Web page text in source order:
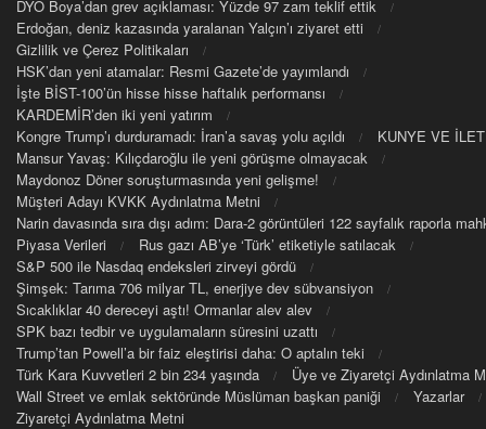
DYO Boya’dan grev açıklaması: Yüzde 97 zam teklif ettik
Erdoğan, deniz kazasında yaralanan Yalçın’ı ziyaret etti
Gizlilik ve Çerez Politikaları
HSK’dan yeni atamalar: Resmi Gazete’de yayımlandı
İşte BİST-100’ün hisse hisse haftalık performansı
KARDEMİR’den iki yeni yatırım
Kongre Trump’ı durduramadı: İran’a savaş yolu açıldı
KUNYE VE
Mansur Yavaş: Kılıçdaroğlu ile yeni görüşme olmayacak
Maydonoz Döner soruşturmasında yeni gelişme!
Müşteri Adayı KVKK Aydınlatma Metni
Narin davasında sıra dışı adım: Dara-2 görüntüleri 122 sayfalık raporla
Piyasa Verileri
Rus gazı AB’ye ‘Türk’ etiketiyle satılacak
S&P 500 ile Nasdaq endeksleri zirveyi gördü
Şimşek: Tarıma 706 milyar TL, enerjiye dev sübvansiyon
Sıcaklıklar 40 dereceyi aştı! Ormanlar alev alev
SPK bazı tedbir ve uygulamaların süresini uzattı
Trump’tan Powell’a bir faiz eleştirisi daha: O aptalın teki
Türk Kara Kuvvetleri 2 bin 234 yaşında
Üye ve Ziyaretçi Aydınlatma
Wall Street ve emlak sektöründe Müslüman başkan paniği
Yazarlar
Ziyaretçi Aydınlatma Metni